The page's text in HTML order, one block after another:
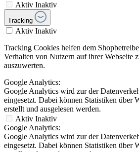
Aktiv Inaktiv
Tracking
Aktiv Inaktiv
Tracking Cookies helfen dem
Verhalten von Nutzern auf ihrer Webseite
auszuwerten.
Google Analytics:
Google Analytics wird zur der
eingesetzt. Dabei können Statistiken über
erstellt und ausgelesen werden.
Aktiv Inaktiv
Google Analytics:
Google Analytics wird zur der
eingesetzt. Dabei können Statistiken über